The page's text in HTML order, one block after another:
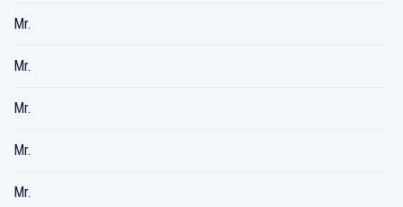
Mr.
Mr.
Mr.
Mr.
Mr.